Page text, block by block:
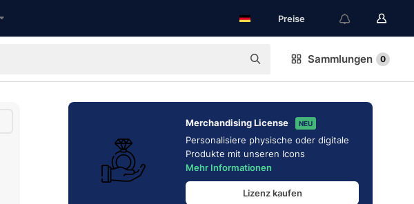
Preise
Sammlungen 0
Merchandising License NEU
Personalisiere physische oder digitale
Produkte mit unseren Icons
Mehr Informationen
Lizenz kaufen